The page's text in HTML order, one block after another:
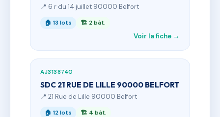
📍 6 r du 14 juillet 90000 Belfort
🏠 13 lots 🏗 2 bât.
Voir la fiche →
AJ3138740
SDC 21 RUE DE LILLE 90000 BELFORT
📍 21 Rue de Lille 90000 Belfort
🏠 12 lots 🏗 4 bât.